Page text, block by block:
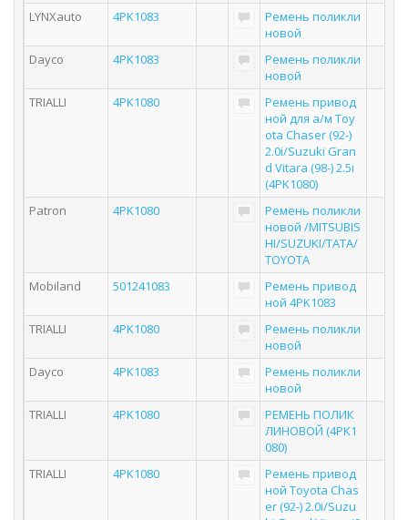
LYNXauto
4PK1083
Ремень поликли
новой
Dayco
4PK1083
Ремень поликли
новой
TRIALLI
4PK1080
Ремень привод
ной для а/м Toy
ota Chaser (92-)
2.0i/Suzuki Gran
d Vitara (98-) 2.5i
(4PK1080)
Patron
4PK1080
Ремень поликли
новой /MITSUBIS
HI/SUZUKI/TATA/
TOYOTA
Mobiland
501241083
Ремень привод
ной 4PK1083
TRIALLI
4PK1080
Ремень поликли
новой
Dayco
4PK1083
Ремень поликли
новой
TRIALLI
4PK1080
РЕМЕНЬ ПОЛИК
ЛИНОВОЙ (4PK1
080)
TRIALLI
4PK1080
Ремень привод
ной Toyota Chas
er (92-) 2.0i/Suzu